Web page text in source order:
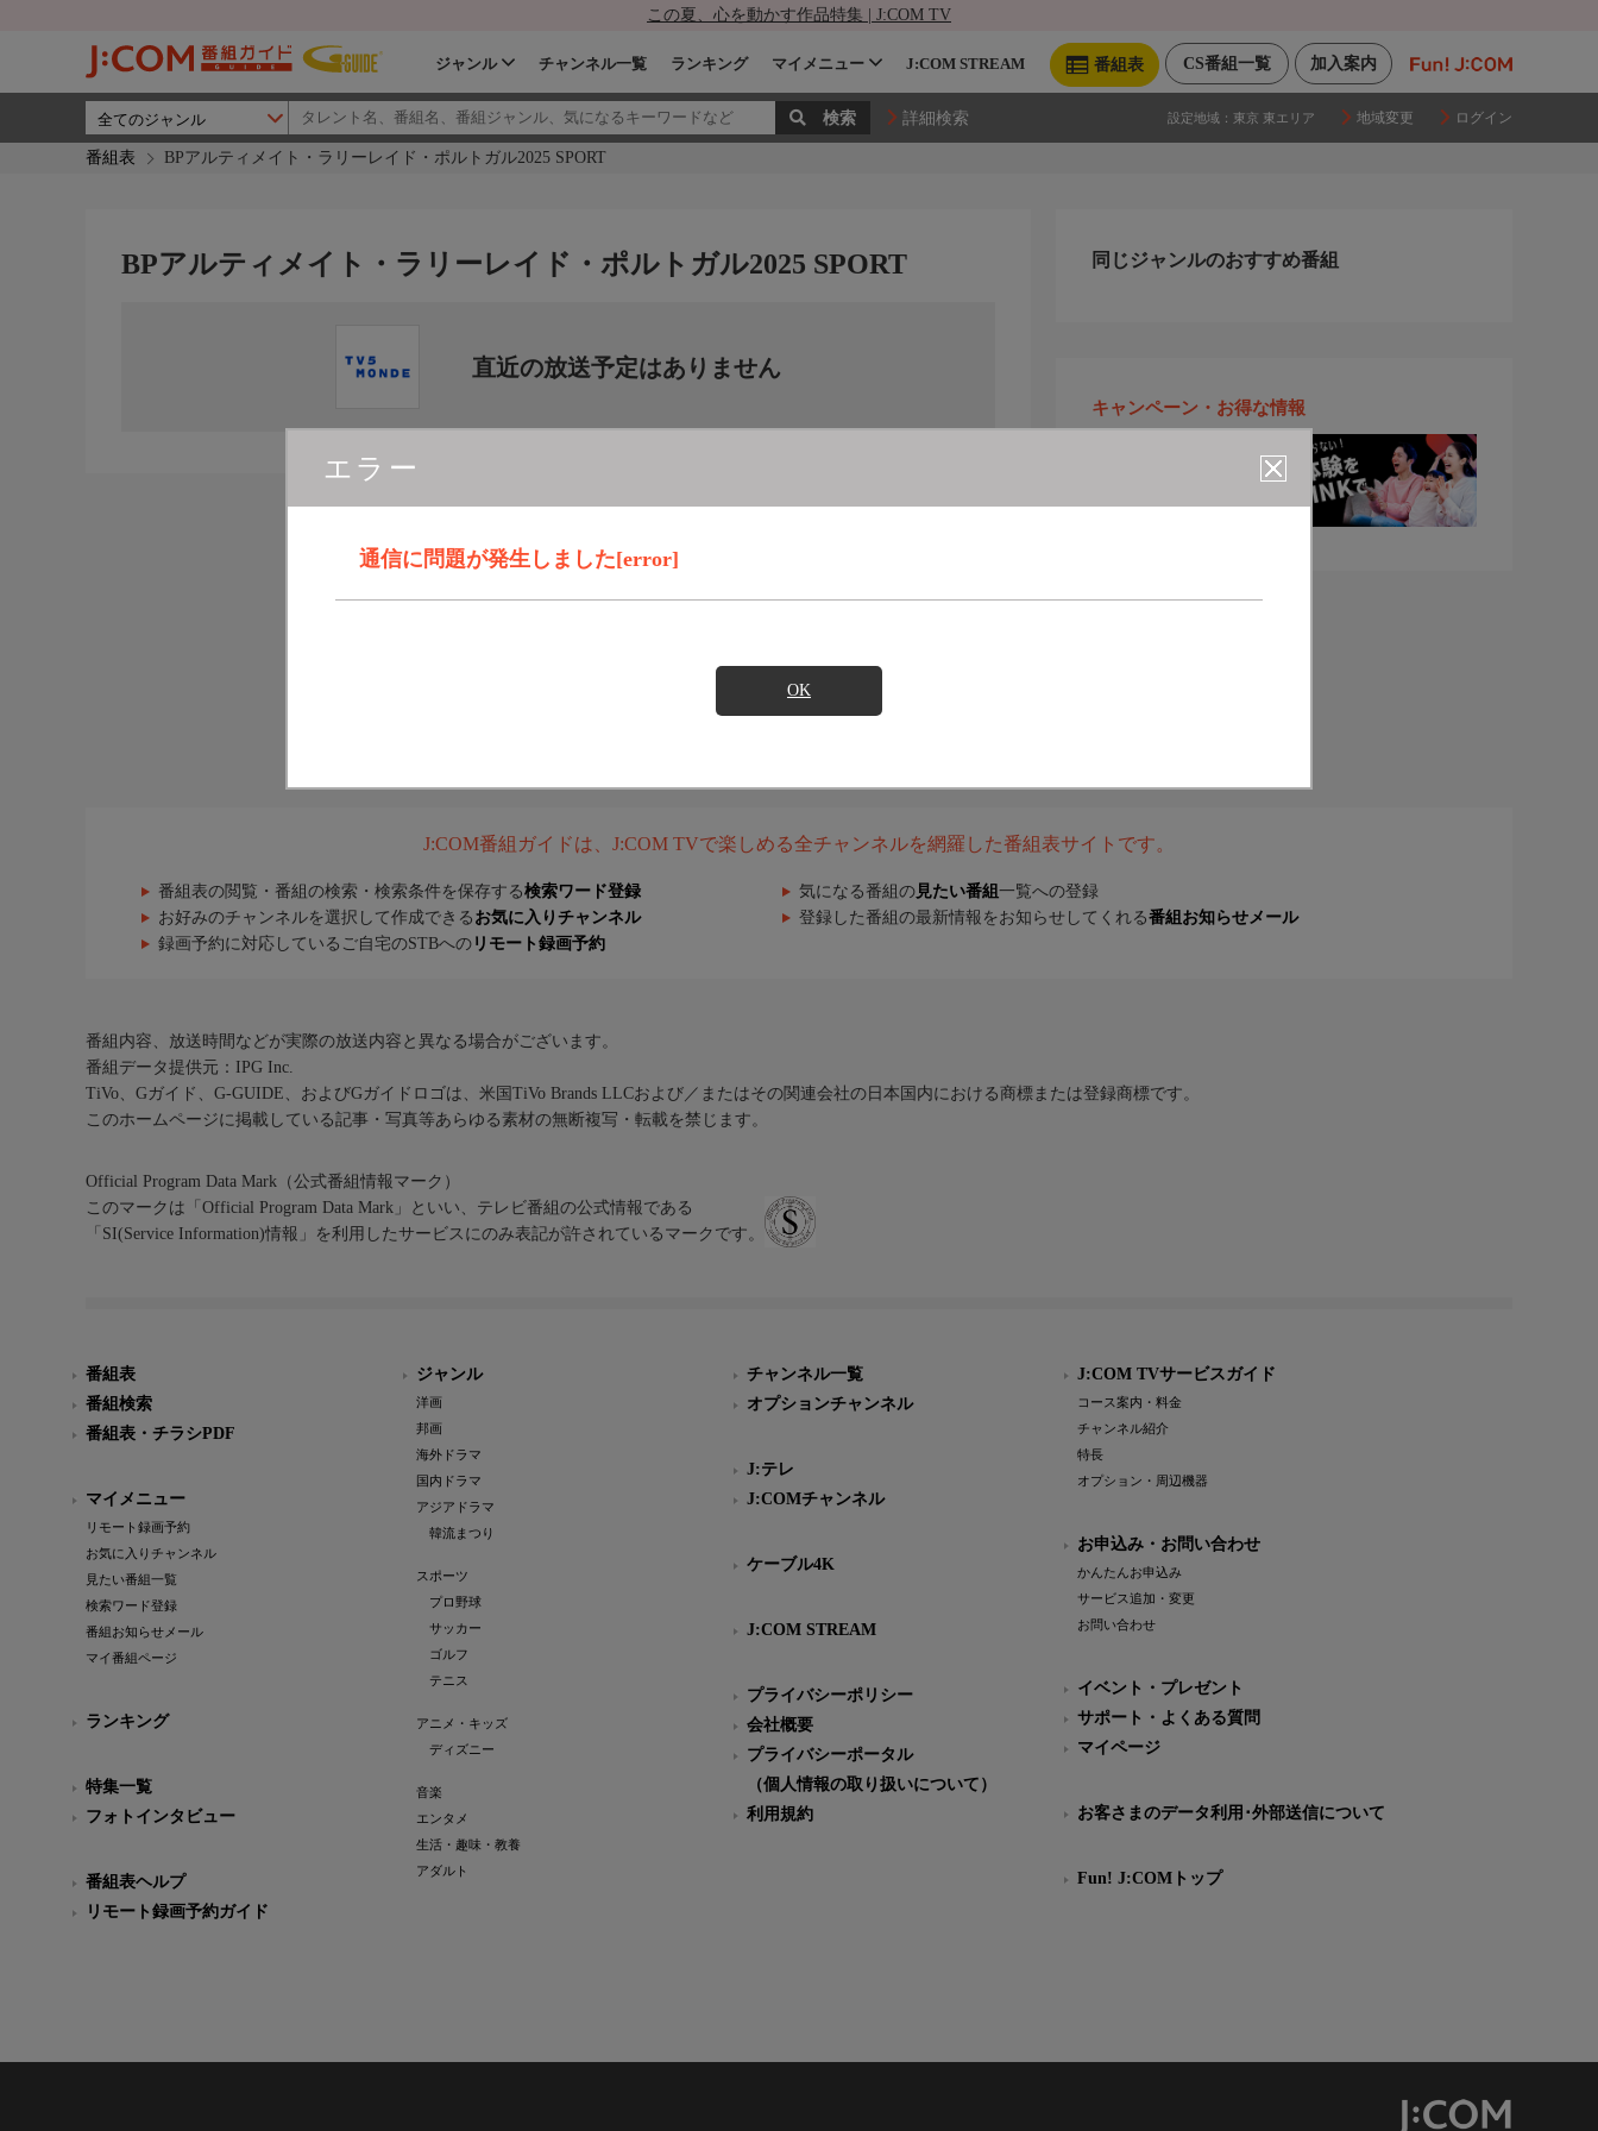
この夏、心を動かす作品特集 | J:COM TV
加入案内
CS番組一覧
番組表
ジャンル チャンネル一覧 ランキング マイメニュー J:COM STREAM
詳細検索 設定地域： 東京 東エリア 地域変更 ログイン
番組表 BPアルティメイト・ラリーレイド・ポルトガル2025 SPORT
エラー
通信に問題が発生しました[error]
OK
BPアルティメイト・ラリーレイド・ポルトガル2025 SPORT
直近の放送予定はありません
同じジャンルのおすすめ番組
キャンペーン・お得な情報
J:COM番組ガイドは、J:COM TVで楽しめる全チャンネルを網羅した番組表サイトです。
番組表の閲覧・番組の検索・検索条件を保存する検索ワード登録 気になる番組の 見たい番組 一覧への登録
お好みのチャンネルを選択して作成できる お気に入りチャンネル 登録した番組の最新情報をお知らせしてくれる番組お知らせメール
録画予約に対応しているご自宅のSTBへの リモート録画予約
番組内容、放送時間などが実際の放送内容と異なる場合がございます。
番組データ提供元：IPG Inc.
TiVo、Gガイド、G-GUIDE、およびGガイドロゴは、米国TiVo Brands LLCおよび／またはその関連会社の日本国内における商標または登録商標です。
このホームページに掲載している記事・写真等あらゆる素材の無断複写・転載を禁じます。
Official Program Data Mark（公式番組情報マーク）
このマークは「Official Program Data Mark」といい、テレビ番組の公式情報である
「SI(Service Information)情報」を利用したサービスにのみ表記が許されているマークです。
番組表
番組検索
番組表・チラシPDF
マイメニュー
リモート録画予約
お気に入りチャンネル
見たい番組一覧
検索ワード登録
番組お知らせメール
マイ番組ページ
ランキング
特集一覧
フォトインタビュー
番組表ヘルプ
リモート録画予約ガイド
ジャンル
洋画
邦画
海外ドラマ
国内ドラマ
アジアドラマ
韓流まつり
スポーツ
プロ野球
サッカー
ゴルフ
テニス
アニメ・キッズ
ディズニー
音楽
エンタメ
生活・趣味・教養
アダルト
チャンネル一覧
オプションチャンネル
J:テレ
J:COMチャンネル
ケーブル4K
J:COM STREAM
プライバシーポリシー
会社概要
プライバシーポータル
（個人情報の取り扱いについて）
利用規約
J:COM TVサービスガイド
コース案内・料金
チャンネル紹介
特長
オプション・周辺機器
お申込み・お問い合わせ
かんたんお申込み
サービス追加・変更
お問い合わせ
イベント・プレゼント
サポート・よくある質問
マイページ
お客さまのデータ利用･外部送信について
Fun! J:COMトップ